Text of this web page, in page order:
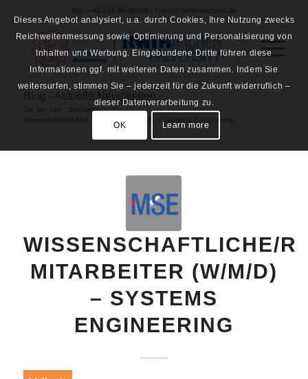
Startseite /
WISSENSCHAFTLICHE/R
MITARBEITER (W/M/D)
– SYSTEMS
ENGINEERING
Dieses Angebot analysiert, u.a. durch Cookies, Ihre Nutzung zwecks
Reichweitenmessung sowie Optimierung und Personalisierung von
Inhalten und Werbung. Eingebundene Dritte führen diese
Informationen ggf. mit weiteren Daten zusammen. Indem Sie
weitersurfen, stimmen Sie – jederzeit für die Zukunft widerruflich –
dieser Datenverarbeitung zu.
OK Learn more